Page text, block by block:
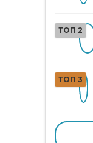
ТОП 2
ТОП 3